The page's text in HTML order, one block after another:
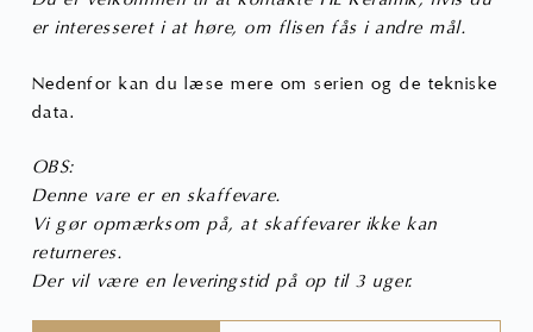
er interesseret i at høre, om flisen fås i andre mål.
Nedenfor kan du læse mere om serien og de tekniske
data.
OBS:
Denne vare er en skaffevare.
Vi gør opmærksom på, at skaffevarer ikke kan
returneres.
Der vil være en leveringstid på op til 3 uger.